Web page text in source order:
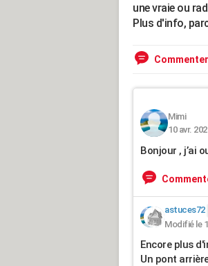
une vraie ou
Plus d'info,
Commenter
Mimi
10 avr.
Bonjour , j’ai
astuces72
Modifié le
Encore plus
Un pont